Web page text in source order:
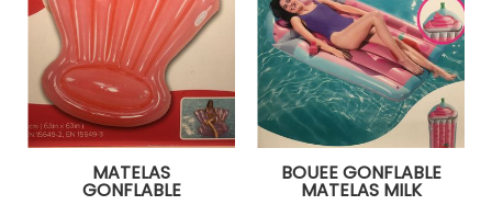
MATELAS
GONFLABLE
BOUEE GONFLABLE
MATELAS MILK